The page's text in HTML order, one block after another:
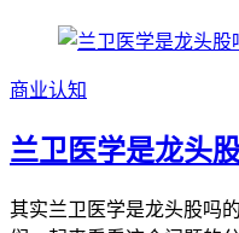
商业认知
兰卫医学是龙头
其实兰卫医学是龙头股吗